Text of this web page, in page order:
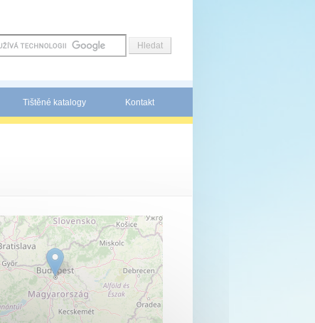
Tištěné katalogy Kontakt